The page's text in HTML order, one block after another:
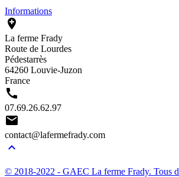
Informations

La ferme Frady
Route de Lourdes
Pédestarrès
64260 Louvie-Juzon
France

07.69.26.62.97

contact@lafermefrady.com

© 2018-2022 - GAEC La ferme Frady. Tous